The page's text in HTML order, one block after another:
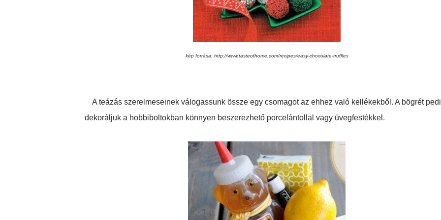
kép forrása: http://www.tasteofhome.com/recipes/easy-chocolate-truffles
A teázás szerelmeseinek válogassunk össze egy csomagot az ehhez való kellékekből. A bögrét
dekoráljuk a hobbiboltokban könnyen beszerezhető porcelántollal vagy üvegfestékkel.